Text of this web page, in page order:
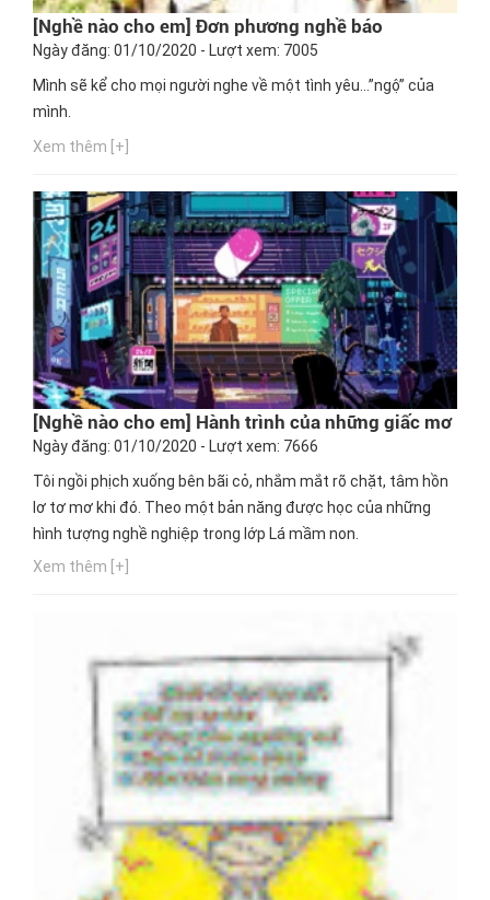
[Nghề nào cho em] Đơn phương nghề báo
Ngày đăng: 01/10/2020 - Lượt xem: 7005
Mình sẽ kể cho mọi người nghe về một tình yêu...”ngộ” của
mình.
Xem thêm [+]
[Nghề nào cho em] Hành trình của những giấc mơ
Ngày đăng: 01/10/2020 - Lượt xem: 7666
Tôi ngồi phịch xuống bên bãi cỏ, nhắm mắt rõ chặt, tâm hồn
lơ tơ mơ khi đó. Theo một bản năng được học của những
hình tượng nghề nghiệp trong lớp Lá mầm non.
Xem thêm [+]